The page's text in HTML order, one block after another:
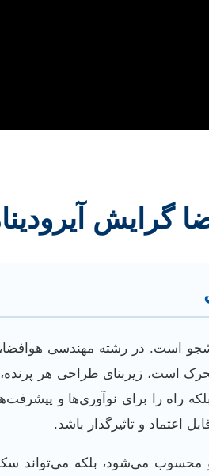
گرایش
است. در رشته مهندسی
است، زیربنای طراحی هر
را برای نوآوری‌ها و
اعتماد و تاثیرگذار باشد.
محسوب می‌شود، بلکه می‌تواند